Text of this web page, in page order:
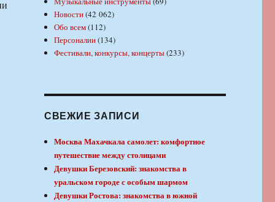
Новости(42 062)
Обо всем(112)
Персоналии(134)
Фестивали, конкурсы, концерты(233)
СВЕЖИЕ ЗАПИСИ
Москва Махачкала самолет: комфортное
путешествие между столицами
Девушки Березовский: знакомства в
уральском городе с особым шармом
Девушки Ростова: знакомства в южной